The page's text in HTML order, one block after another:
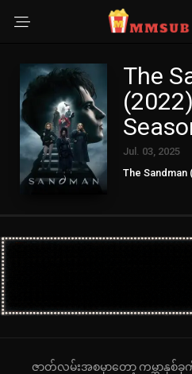
The
Jul. 03, 2025
The Sandman
ဇာတ်လမ်းအစမှာတော့ ကမ္ဘာနှစ်